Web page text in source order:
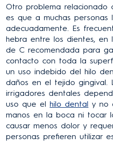
Otro problema relacionado
es que a muchas personas
adecuadamente. Es
hebra entre los dientes,
de C recomendada para
contacto con toda la
un uso indebido del hilo
daños en el tejido gingival.
irrigadores dentales
uso que el hilo dental y no
manos en la boca ni tocar
causar menos dolor y
personas prefieren utilizar